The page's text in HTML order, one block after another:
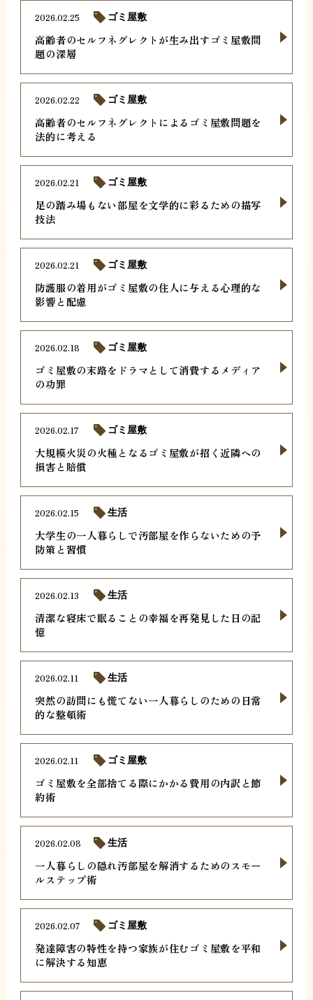
高齢者のセルフネグレクトが生み出すゴミ屋敷問
題の深層
2026.02.25 ゴミ屋敷
高齢者のセルフネグレクトによるゴミ屋敷問題を
法的に考える
2026.02.22 ゴミ屋敷
足の踏み場もない部屋を文学的に彩るための描写
技法
2026.02.21 ゴミ屋敷
防護服の着用がゴミ屋敷の住人に与える心理的な
影響と配慮
2026.02.21 ゴミ屋敷
ゴミ屋敷の末路をドラマとして消費するメディア
の功罪
2026.02.18 ゴミ屋敷
大規模火災の火種となるゴミ屋敷が招く近隣への
損害と賠償
2026.02.17 ゴミ屋敷
大学生の一人暮らしで汚部屋を作らないための予
防策と習慣
2026.02.15 生活
清潔な寝床で眠ることの幸福を再発見した日の記
憶
2026.02.13 生活
突然の訪問にも慌てない一人暮らしのための日常
的な整頓術
2026.02.11 生活
ゴミ屋敷を全部捨てる際にかかる費用の内訳と節
約術
2026.02.11 ゴミ屋敷
一人暮らしの隠れ汚部屋を解消するためのスモー
ルステップ術
2026.02.08 生活
発達障害の特性を持つ家族が住むゴミ屋敷を平和
に解決する知恵
2026.02.07 ゴミ屋敷